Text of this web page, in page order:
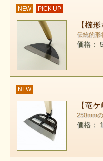
NEW PICK UP
【櫛
伝統的形
価格：
NEW
【竜
250mm
価格：